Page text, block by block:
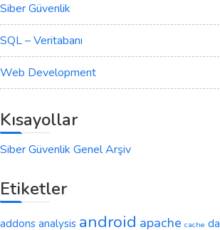
Siber Güvenlik
SQL – Veritabanı
Web Development
Kısayollar
Siber Güvenlik Genel Arşiv
Etiketler
addons analysis android apache cache